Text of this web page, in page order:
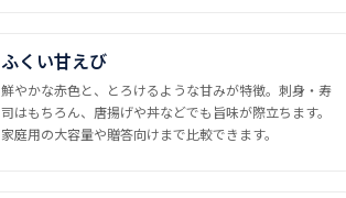
ふくい甘えび
鮮やかな赤色と、とろけるような甘みが特徴。刺身・寿
司はもちろん、唐揚げや丼などでも旨味が際立ちます。
家庭用の大容量や贈答向けまで比較できます。